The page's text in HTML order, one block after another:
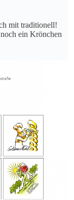
mit traditionell!
ein Krönchen